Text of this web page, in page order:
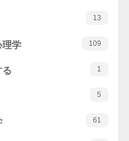
13
理学 109
る 1
5
61